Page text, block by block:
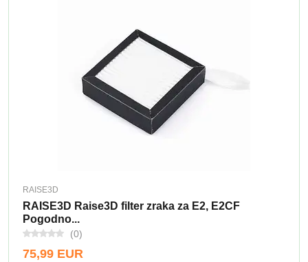
RAISE3D
RAISE3D Raise3D filter zraka za E2, E2CF
Pogodno...
(0)
75,99 EUR